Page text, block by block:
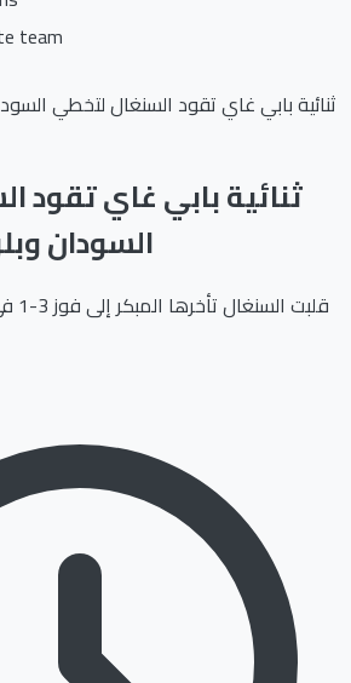
team
ثنائية بابي غاي تقود السنغال لتخطي
ثنائية بابي غاي تقود
السودان